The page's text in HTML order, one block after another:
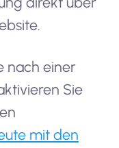
nach einer
Sie
mit den